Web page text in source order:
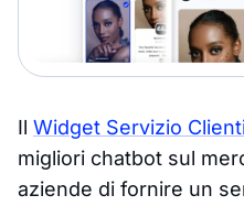
Il Widget Servizio
migliori chatbot sul
aziende di fornire un